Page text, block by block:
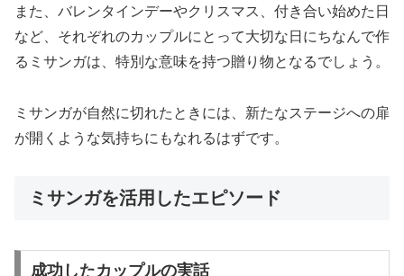
また、バレンタインデーやクリスマス、付き合い始めた日
など、それぞれのカップルにとって大切な日にちなんで作
るミサンガは、特別な意味を持つ贈り物となるでしょう。
ミサンガが自然に切れたときには、新たなステージへの扉
が開くような気持ちにもなれるはずです。
ミサンガを活用したエピソード
成功したカップルの実話